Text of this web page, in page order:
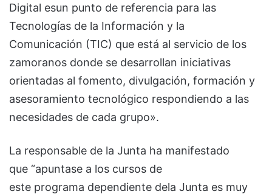
Digital esun punto de referencia para las
Tecnologías de la Información y la
Comunicación (TIC) que está al servicio de los
zamoranos donde se desarrollan iniciativas
orientadas al fomento, divulgación, formación y
asesoramiento tecnológico respondiendo a las
necesidades de cada grupo».
La responsable de la Junta ha manifestado
que “apuntase a los cursos de
este programa dependiente dela Junta es muy